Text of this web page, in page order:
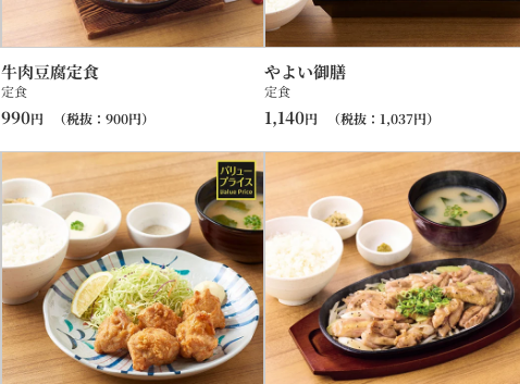
牛肉豆腐定食
定食
990円 （税抜： 900円）
やよい御膳
定食
1,140円 （税抜： 1,037円）